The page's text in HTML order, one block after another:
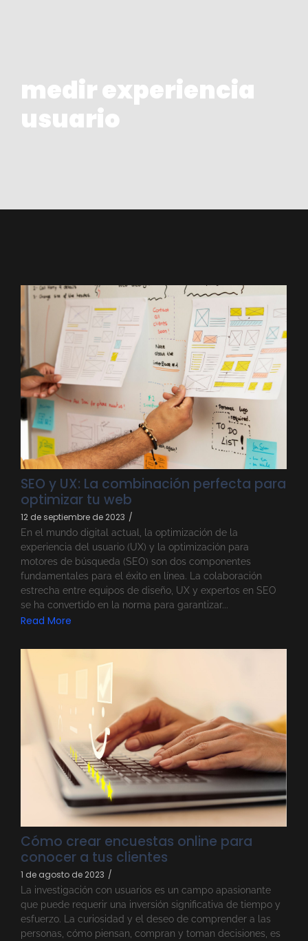
medir experiencia
usuario
SEO y UX: La combinación perfecta para
optimizar tu web
12 de septiembre de 2023 /
En el mundo digital actual, la optimización de la
experiencia del usuario (UX) y la optimización para
motores de búsqueda (SEO) son dos componentes
fundamentales para el éxito en línea. La colaboración
estrecha entre equipos de diseño, UX y expertos en SEO
se ha convertido en la norma para garantizar...
Read More
Cómo crear encuestas online para
conocer a tus clientes
1 de agosto de 2023 /
La investigación con usuarios es un campo apasionante
que puede requerir una inversión significativa de tiempo y
esfuerzo. La curiosidad y el deseo de comprender a las
personas, cómo piensan, compran y toman decisiones, es